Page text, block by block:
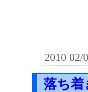
2010 02/
落ち